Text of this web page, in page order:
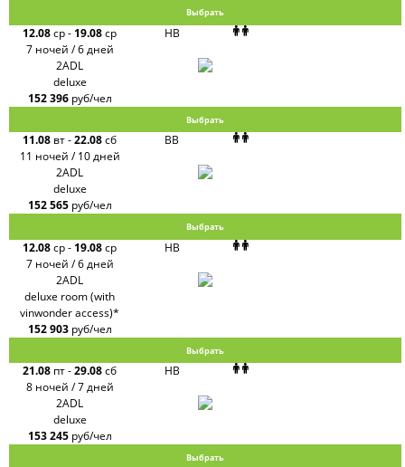
Выбрать
12.08ср- 19.08ср
7 ночей / 6 дней
HB
2ADL
deluxe
152 396 руб/чел
Выбрать
11.08 вт-22.08сб
11 ночей / 10 дней
BB
2ADL
deluxe
152 565 руб/чел
Выбрать
12.08ср- 19.08ср
7 ночей / 6 дней
HB
2ADL
deluxe room (with
vinwonder access)*
152 903 руб/чел
Выбрать
21.08 пт-29.08сб
8 ночей / 7 дней
HB
2ADL
deluxe
153 245 руб/чел
Выбрать